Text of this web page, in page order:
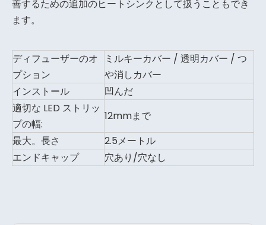
善するための追加のヒートシンクとして扱うこともでき
ます。
ディフューザーのオ
プション
ミルキーカバー / 透明カバー / つ
や消しカバー
インストール
凹んだ
適切な LED ストリッ
プの幅:
12mmまで
最大。長さ
2.5メートル
エンドキャップ
穴あり/穴なし